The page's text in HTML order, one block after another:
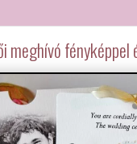
meghívó